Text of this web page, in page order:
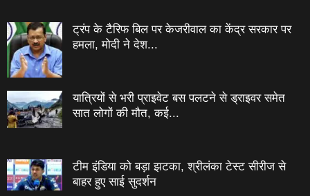
ट्रंप के टैरिफ बिल पर केजरीवाल का केंद्र सरकार पर
हमला, मोदी ने देश...
यात्रियों से भरी प्राइवेट बस पलटने से ड्राइवर समेत
सात लोगों की मौत, कई...
टीम इंडिया को बड़ा झटका, श्रीलंका टेस्ट सीरीज से
बाहर हुए साई सुदर्शन